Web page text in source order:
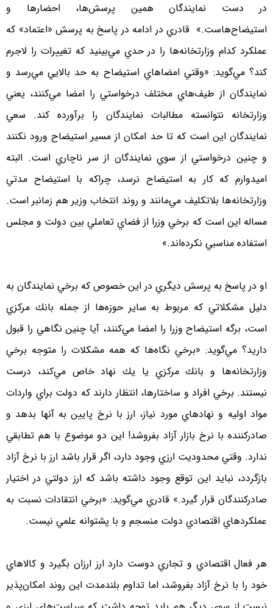
در دست نمايندگان همين پرسش‌ها، احضارها و
استيضاح‌هاست.» قادري در ادامه در پاسخ به پرسش «اعتماد» كه
عملكرد كدام وزارتخانه‌ها را در حدي مي‌بينيد كه تغييرات را لاجرم
كند؟ مي‌گويد: «وقتي امضاهاي استيضاح به حد بالايي مي‌رسد و
نمايندگان از طيف‌هاي مختلف درخواستي را امضا مي‌كنند، يعني
وزارتخانه نتوانسته مطالبات نمايندگان را برآورده كند. سعي
نمايندگان اين است كه تا حد امكان از مسير استيضاح ورود نكنند
و چنين درخواستي از سوي نمايندگان از سر ناچاري است. البته
اميدوارم كه كار به استيضاح نرسد، چراكه با استيضاح مدتي
وزارتخانه‌ها بلاتكليف مي‌مانند و روند انتخاب وزير هم زمانبر است.
مساله اين است كه برخي وزرا از فضاي تعاملي بين دولت و مجلس
استفاده مناسبي نكرده‌اند.»
او در پاسخ به پرسش ديگري در اين خصوص كه برخي نمايندگان به
دليل مشكلاتي كه مربوط به ساير حوزه‌ها از جمله بانك مركزي
است، برگه استيضاح وزرا را امضا مي‌كنند، آيا چنين نگاهي را قبول
داريد؟ مي‌گويد: «برخي نگاه‌ها كه همه مشكلات را متوجه برخي
وزارتخانه‌ها و بانك مركزي يا يك نهاد خاص مي‌كند، درست
نيستند. برخي افراد و ساختارها، انتظار دارند كه دولت براي واردات
مواد اوليه و نهادهاي مورد نياز، ارز با نرخ پايين به آنها بدهد و
صادر‌كننده با نرخ بازار آزاد بفروشد! اين دو موضوع با هم تطابقي
ندارد. وقتي محدوديت ارزي وجود دارد، اگر قرار باشد ارز با نرخ آزاد
بازگردد، نبايد اين توقع وجود داشته باشد كه ارز دولتي در اختيار
صادركنندگان قرار گيرد.» قادري مي‌گويد: «برخي انتقادات نسبت به
عملكرد‌هاي اقتصادي دولت منسجم و با پشتوانه علمي نيست.
هر فعال اقتصادي و تجاري دوست دارد ارز ارزان بگيرد و كالاهاي
خود را با نرخ آزاد بفروشد، اما تداوم بلندمدت اين روند امكان‌پذير